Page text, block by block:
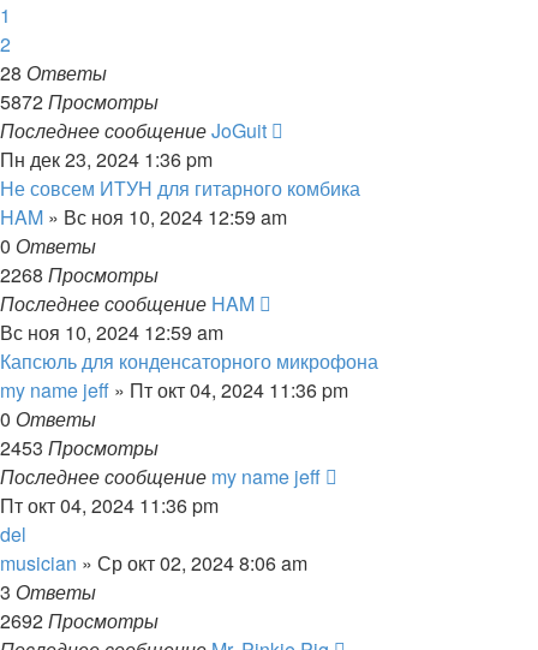
1
2
28 Ответы
5872Просмотры
Последнее сообщениеJoGuit
Пн дек 23, 2024 1:36 pm
Не совсем ИТУН для гитарного комбика
HAM » Вс ноя 10, 2024 12:59 am
0 Ответы
2268 Просмотры
Последнее сообщение HAM
Вс ноя 10, 2024 12:59 am
Капсюль для конденсаторного микрофона
my name jeff » Пт окт 04, 2024 11:36 pm
0 Ответы
2453 Просмотры
Последнее сообщение my name jeff
Пт окт 04, 2024 11:36 pm
del
musician » Ср окт 02, 2024 8:06 am
3 Ответы
2692Просмотры